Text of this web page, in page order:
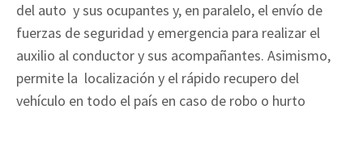
del auto y sus ocupantes y, en paralelo, el envío de
fuerzas de seguridad y emergencia para realizar el
auxilio al conductor y sus acompañantes. Asimismo,
permite la localización y el rápido recupero del
vehículo en todo el país en caso de robo o hurto